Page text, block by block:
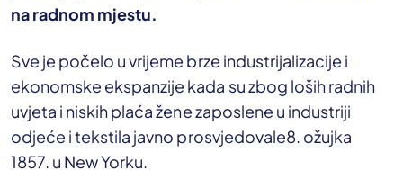
na radnom mjestu.
Sve je počelo u vrijeme brze industrijalizacije i
ekonomske ekspanzije kada su zbog loših radnih
uvjeta i niskih plaća žene zaposlene u industriji
odjeće i tekstila javno prosvjedovale8. ožujka
1857. u New Yorku.